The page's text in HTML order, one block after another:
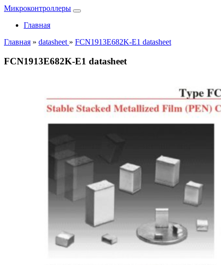
Микроконтроллеры
Главная
Главная » datasheet » FCN1913E682K-E1 datasheet
FCN1913E682K-E1 datasheet